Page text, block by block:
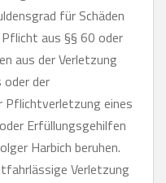
für Schäden
aus §§ 60 oder
aus der Verletzung
oder der
Pflichtverletzung eines
Erfüllungsgehilfen
Harbich beruhen.
Verletzung